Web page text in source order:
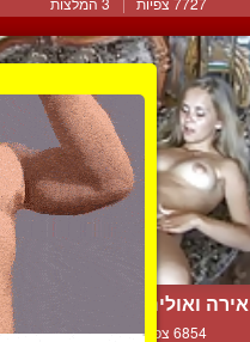
אירה ואוליה עושות אהבה ב...
6854 צפיות | 6 המלצות